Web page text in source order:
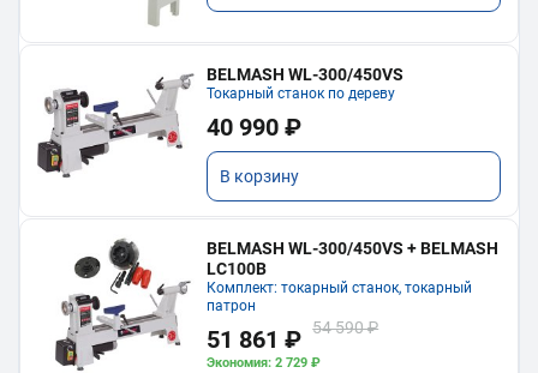
BELMASH WL-300/450VS
Токарный станок по дереву
40 990 ₽
В корзину
BELMASH WL-300/450VS + BELMASH
LC100B
Комплект: токарный станок, токарный
патрон
51 861 ₽ 54 590 ₽
Экономия: 2 729 ₽